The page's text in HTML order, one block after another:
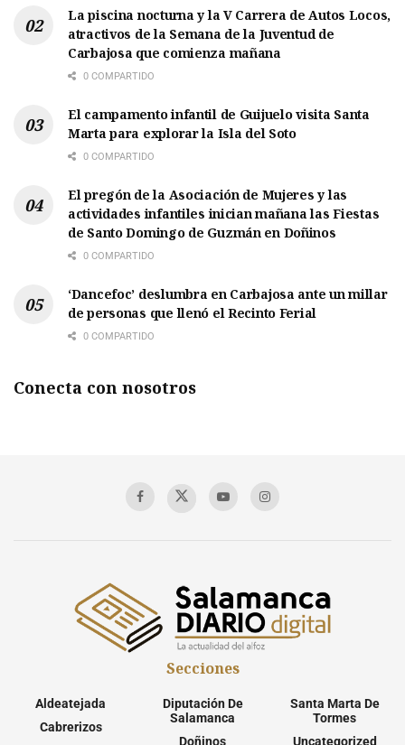
La piscina nocturna y la V Carrera de Autos Locos,
atractivos de la Semana de la Juventud de
Carbajosa que comienza mañana
0 COMPARTIDO
El campamento infantil de Guijuelo visita Santa
Marta para explorar la Isla del Soto
0 COMPARTIDO
El pregón de la Asociación de Mujeres y las
actividades infantiles inician mañana las Fiestas
de Santo Domingo de Guzmán en Doñinos
0 COMPARTIDO
‘Dancefoc’ deslumbra en Carbajosa ante un millar
de personas que llenó el Recinto Ferial
0 COMPARTIDO
Conecta con nosotros
Secciones
Aldeatejada
Cabrerizos
Diputación De
Salamanca
Doñinos
Santa Marta De
Tormes
Uncategorized